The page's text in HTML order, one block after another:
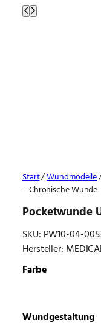
Start/Wundmodelle
– Chronische Wunde
Pocketwunde
SKU: PW10-04-
Hersteller:
Farbe
Wundgestaltung